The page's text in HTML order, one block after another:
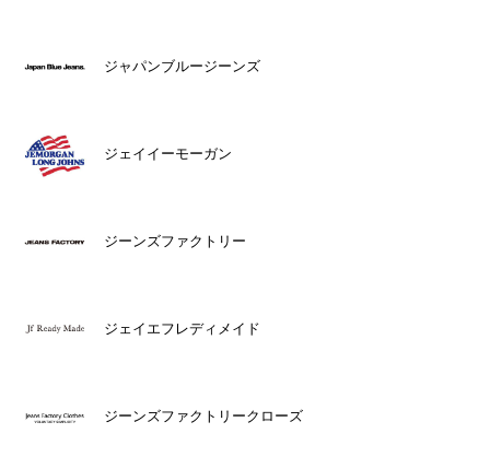
ジャパンブルージーンズ
ジェイイーモーガン
ジーンズファクトリー
ジェイエフレディメイド
ジーンズファクトリークローズ